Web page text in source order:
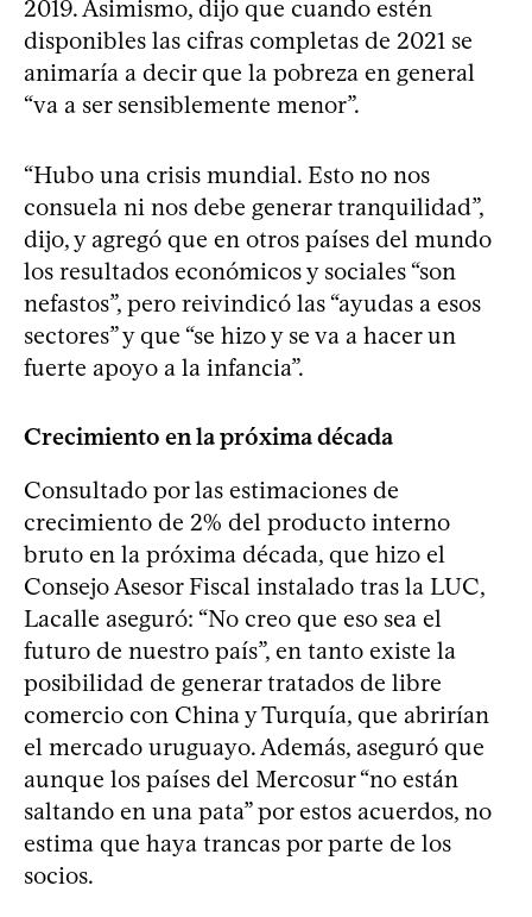
2019. Asimismo, dijo que cuando estén
disponibles las cifras completas de 2021 se
animaría a decir que la pobreza en general
“va a ser sensiblemente menor”.
“Hubo una crisis mundial. Esto no nos
consuela ni nos debe generar tranquilidad”,
dijo, y agregó que en otros países del mundo
los resultados económicos y sociales “son
nefastos”, pero reivindicó las “ayudas a esos
sectores” y que “se hizo y se va a hacer un
fuerte apoyo a la infancia”.
Crecimiento en la próxima década
Consultado por las estimaciones de
crecimiento de 2% del producto interno
bruto en la próxima década, que hizo el
Consejo Asesor Fiscal instalado tras la LUC,
Lacalle aseguró: “No creo que eso sea el
futuro de nuestro país”, en tanto existe la
posibilidad de generar tratados de libre
comercio con China y Turquía, que abrirían
el mercado uruguayo. Además, aseguró que
aunque los países del Mercosur “no están
saltando en una pata” por estos acuerdos, no
estima que haya trancas por parte de los
socios.